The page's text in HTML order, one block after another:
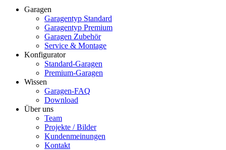
Garagen
Garagentyp Standard
Garagentyp Premium
Garagen Zubehör
Service & Montage
Konfigurator
Standard-Garagen
Premium-Garagen
Wissen
Garagen-FAQ
Download
Über uns
Team
Projekte / Bilder
Kundenmeinungen
Kontakt